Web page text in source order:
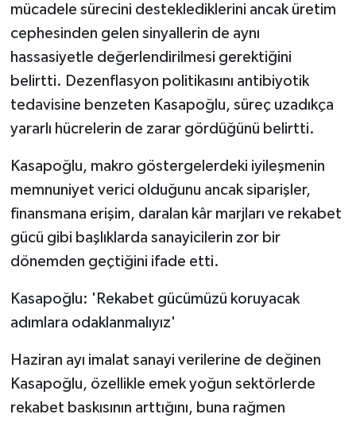
mücadele sürecini desteklediklerini ancak üretim
cephesinden gelen sinyallerin de aynı
hassasiyetle değerlendirilmesi gerektiğini
belirtti. Dezenflasyon politikasını antibiyotik
tedavisine benzeten Kasapoğlu, süreç uzadıkça
yararlı hücrelerin de zarar gördüğünü belirtti.
Kasapoğlu, makro göstergelerdeki iyileşmenin
memnuniyet verici olduğunu ancak siparişler,
finansmana erişim, daralan kâr marjları ve rekabet
gücü gibi başlıklarda sanayicilerin zor bir
dönemden geçtiğini ifade etti.
Kasapoğlu: 'Rekabet gücümüzü koruyacak
adımlara odaklanmalıyız'
Haziran ayı imalat sanayi verilerine de değinen
Kasapoğlu, özellikle emek yoğun sektörlerde
rekabet baskısının arttığını, buna rağmen
Yerel Haberler